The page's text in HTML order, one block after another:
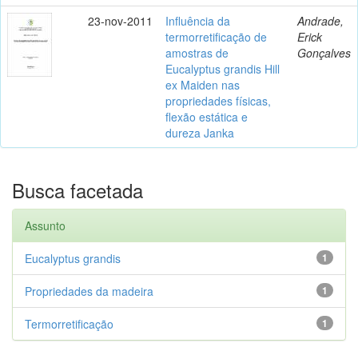
23-nov-2011
Influência da
termorretificação de
amostras de
Eucalyptus grandis Hill
ex Maiden nas
propriedades físicas,
flexão estática e
dureza Janka
Andrade,
Erick
Gonçalves
Busca facetada
Assunto
1
Eucalyptus grandis
1
Propriedades da madeira
1
Termorretificação